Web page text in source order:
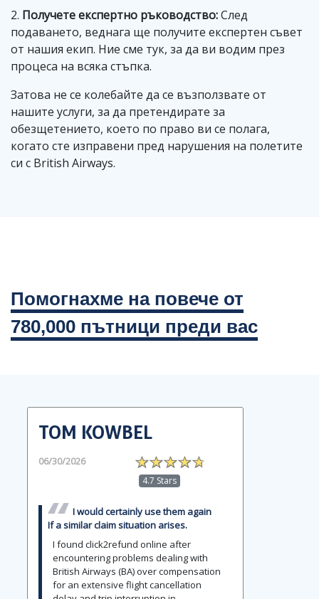
2. Получете експертно ръководство:След
подаването, веднага ще получите експертен съвет
от нашия екип. Ние сме тук, за да ви водим през
процеса на всяка стъпка.
Затова не се колебайте да се възползвате от
нашите услуги, за да претендирате за
обезщетението, което по право ви се полага,
когато сте изправени пред нарушения на полетите
си с British Airways.
Помогнахме на повече от
780,000 пътници преди вас
TOM KOWBEL
06/30/2026
4.7 Stars
I would certainly use them again
If a similar claim situation arises.
I found click2refund online after
encountering problems dealing with
British Airways (BA) over compensation
for an extensive flight cancellation